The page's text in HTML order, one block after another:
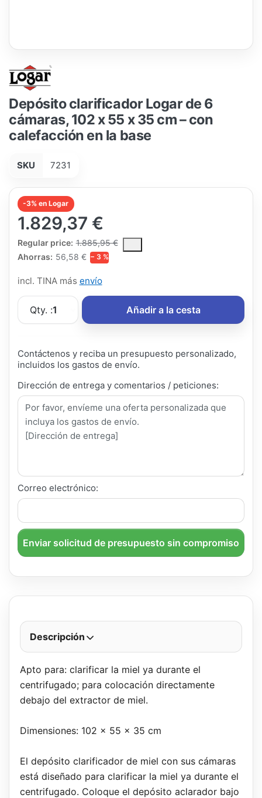
Depósito clarificador Logar de 6
cámaras, 102 x 55 x 35 cm – con
calefacción en la base
SKU 7231
-3% en Logar
1.829,37 €
Regular price: 1.885,95 €
The Regular Price is the median selling price paid by
Ahorras: 56,58 € − 3 %
incl. TINA más envío
Qty. :1 Añadir a la cesta
Contáctenos y reciba un presupuesto personalizado,
incluidos los gastos de envío.
Dirección de entrega y comentarios / peticiones:
Correo electrónico:
Enviar solicitud de presupuesto sin compromiso
Descripción
Apto para: clarificar la miel ya durante el
centrifugado; para colocación directamente
debajo del extractor de miel.
Dimensiones: 102 x 55 x 35 cm
El depósito clarificador de miel con sus cámaras
está diseñado para clarificar la miel ya durante el
centrifugado. Coloque el depósito aclarador bajo